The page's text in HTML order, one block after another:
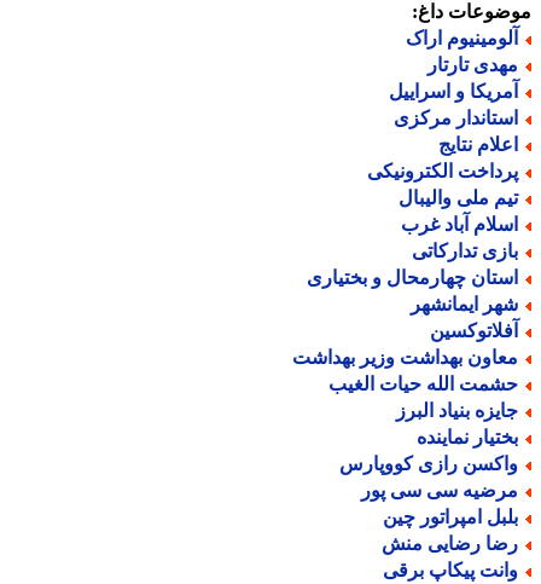
داغ:
اراک
تارتار
و اسراییل
مرکزی
نتایج
الکترونیکی
ملی والیبال
آباد غرب
تدارکاتی
چهارمحال و بختیاری
ایمانشهر
بهداشت وزیر بهداشت
الله حیات الغیب
بنیاد البرز
نماینده
رازی کووپارس
سی سی پور
امپراتور چین
رضایی منش
پیکاپ برقی